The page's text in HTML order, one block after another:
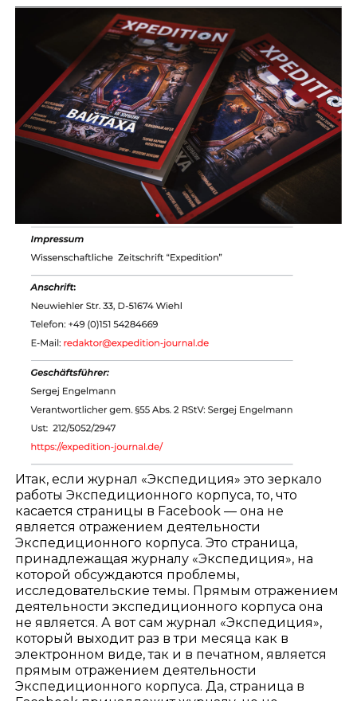
Итак, если журнал «Экспедиция» это зеркало
работы Экспедиционного корпуса, то, что
касается страницы в Facebook — она не
является отражением деятельности
Экспедиционного корпуса. Это страница,
принадлежащая журналу «Экспедиция», на
которой обсуждаются проблемы,
исследовательские темы. Прямым отражением
деятельности экспедиционного корпуса она
не является. А вот сам журнал «Экспедиция»,
который выходит раз в три месяца как в
электронном виде, так и в печатном, является
прямым отражением деятельности
Экспедиционного корпуса. Да, страница в